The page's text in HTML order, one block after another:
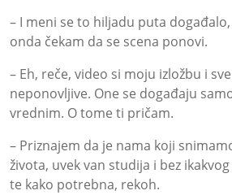
– I meni se to hiljadu puta
onda čekam da se scena ponovi.
– Eh, reče, video si moju izložbu i
neponovljive. One se događaju
vrednim. O tome ti pričam.
– Priznajem da je nama koji
života, uvek van studija i bez
te kako potrebna, rekoh.